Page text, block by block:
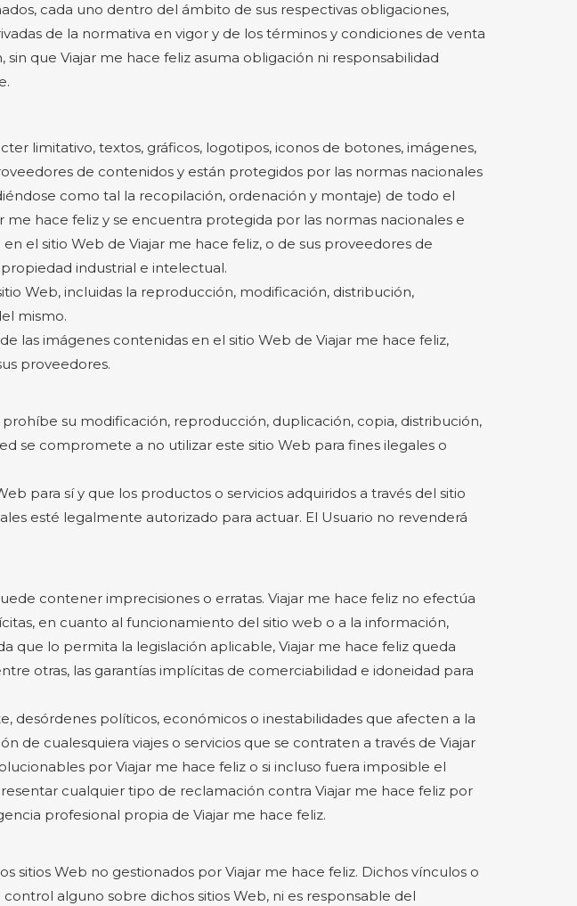
cada uno dentro del ámbito de sus respectivas obligaciones,
de la normativa en vigor y de los términos y condiciones de venta
que Viajar me hace feliz asuma obligación ni responsabilidad
limitativo, textos, gráficos, logotipos, iconos de botones, imágenes,
de contenidos y están protegidos por las normas nacionales
como tal la recopilación, ordenación y montaje) de todo el
hace feliz y se encuentra protegida por las normas nacionales e
el sitio Web de Viajar me hace feliz, o de sus proveedores de
industrial e intelectual.
Web, incluidas la reproducción, modificación, distribución,
mismo.
las imágenes contenidas en el sitio Web de Viajar me hace feliz,
proveedores.
su modificación, reproducción, duplicación, copia, distribución,
se compromete a no utilizar este sitio Web para fines ilegales o
para sí y que los productos o servicios adquiridos a través del sitio
esté legalmente autorizado para actuar. El Usuario no revenderá
contener imprecisiones o erratas. Viajar me hace feliz no efectúa
en cuanto al funcionamiento del sitio web o a la información,
que lo permita la legislación aplicable, Viajar me hace feliz queda
otras, las garantías implícitas de comerciabilidad e idoneidad para
desórdenes políticos, económicos o inestabilidades que afecten a la
de cualesquiera viajes o servicios que se contraten a través de Viajar
por Viajar me hace feliz o si incluso fuera imposible el
cualquier tipo de reclamación contra Viajar me hace feliz por
profesional propia de Viajar me hace feliz.
sitios Web no gestionados por Viajar me hace feliz. Dichos vínculos o
alguno sobre dichos sitios Web, ni es responsable del